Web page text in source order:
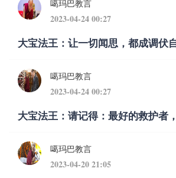
噶玛巴教言
2023-04-24 00:27
大宝法王：让一切闻思，都成调伏
噶玛巴教言
2023-04-24 00:27
大宝法王：请记得：最好的救护者
噶玛巴教言
2023-04-20 21:05